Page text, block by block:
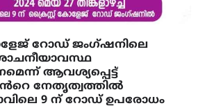
റോഡ് ജംഗ്ഷനിലെ
ആവശ്യപ്പെട്ട്
നേതൃത്വത്തിൽ
9 ന് റോഡ് ഉപരോധം